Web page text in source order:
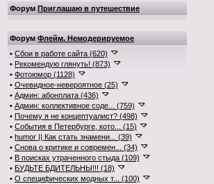
Форум Приглашаю в путешествие
Форум Флейм. Немодерируемое
• Сбои в работе сайта (620)
• Рекомендую глянуть! (873)
• Фотоюмор (1128)
• Очевидное-невероятное (25)
• Админ: абонплата (436)
• Админ: коллективное соде... (759)
• Почему я не концептуалист? (498)
• События в Петербурге, кото... (15)
• humor || Как стать знамени... (39)
• Снова о критике и современ... (34)
• В поисках утраченного стыда (109)
• БУДЬТЕ БДИТЕЛЬНЫ!!! (18)
• О специфических модных т... (100)